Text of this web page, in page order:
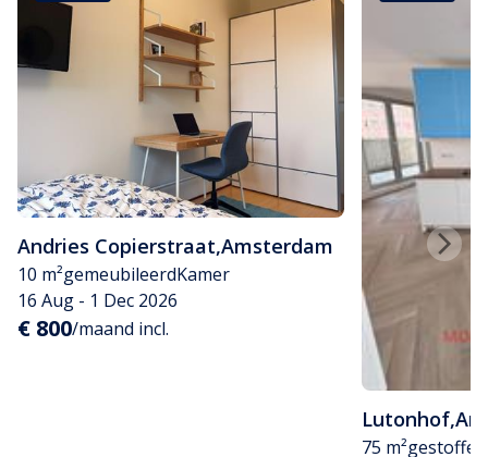
Andries Copierstraat,Amsterdam
10 m²gemeubileerdKamer
16 Aug - 1 Dec 2026
€ 800/maand incl.
Lutonhof,
75 m²